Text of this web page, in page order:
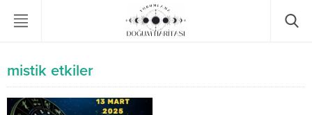
mistik etkiler